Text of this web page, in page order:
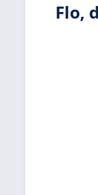
Flo,